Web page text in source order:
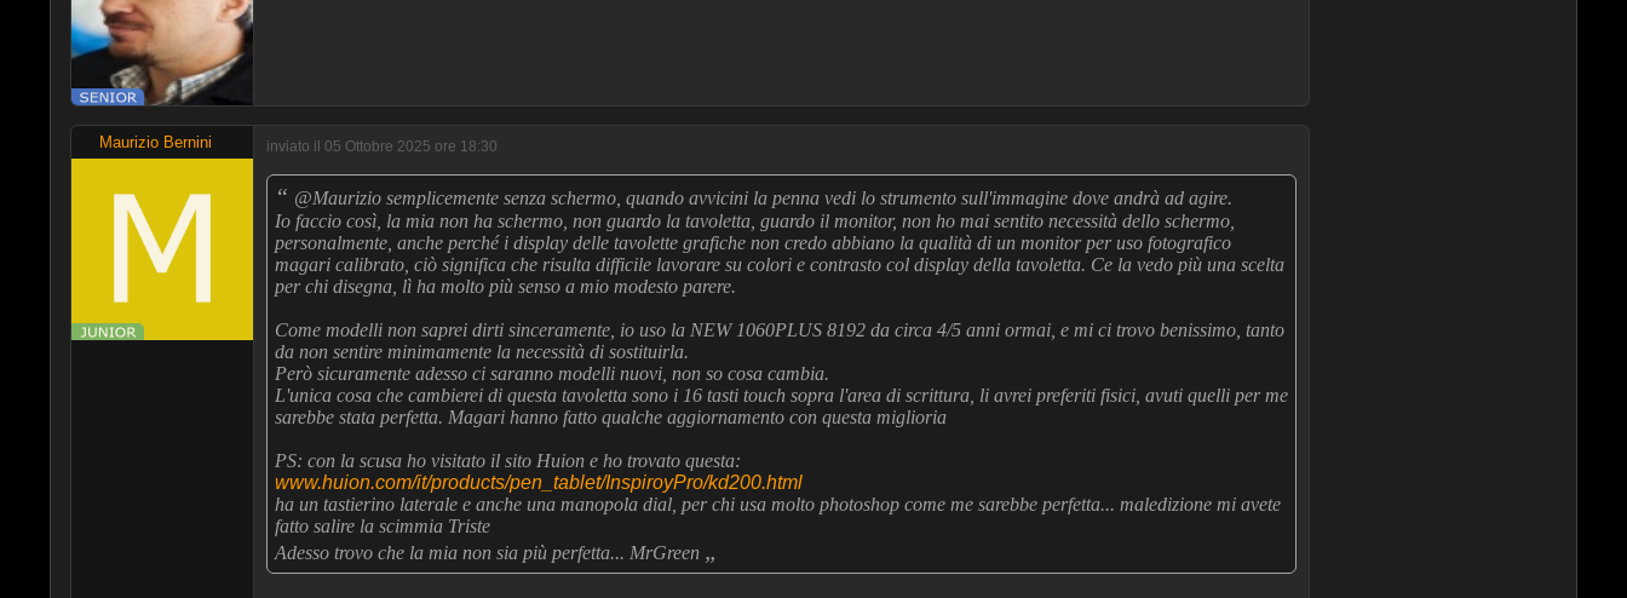
Maurizio Bernini inviato il 05 Ottobre 2025 ore 18:30
“ @Maurizio semplicemente senza schermo, quando avvicini la penna vedi lo strumento sull'immagine dove andrà ad agire.
Io faccio così, la mia non ha schermo, non guardo la tavoletta, guardo il monitor, non ho mai sentito necessità dello schermo,
personalmente, anche perché i display delle tavolette grafiche non credo abbiano la qualità di un monitor per uso fotografico
magari calibrato, ciò significa che risulta difficile lavorare su colori e contrasto col display della tavoletta. Ce la vedo più una scelta
per chi disegna, lì ha molto più senso a mio modesto parere.
Come modelli non saprei dirti sinceramente, io uso la NEW 1060PLUS 8192 da circa 4/5 anni ormai, e mi ci trovo benissimo, tanto
da non sentire minimamente la necessità di sostituirla.
Però sicuramente adesso ci saranno modelli nuovi, non so cosa cambia.
L'unica cosa che cambierei di questa tavoletta sono i 16 tasti touch sopra l'area di scrittura, li avrei preferiti fisici, avuti quelli per me
sarebbe stata perfetta. Magari hanno fatto qualche aggiornamento con questa miglioria
PS: con la scusa ho visitato il sito Huion e ho trovato questa:
www.huion.com/it/products/pen_tablet/InspiroyPro/kd200.html
ha un tastierino laterale e anche una manopola dial, per chi usa molto photoshop come me sarebbe perfetta... maledizione mi avete
fatto salire la scimmia Triste
Adesso trovo che la mia non sia più perfetta... MrGreen „